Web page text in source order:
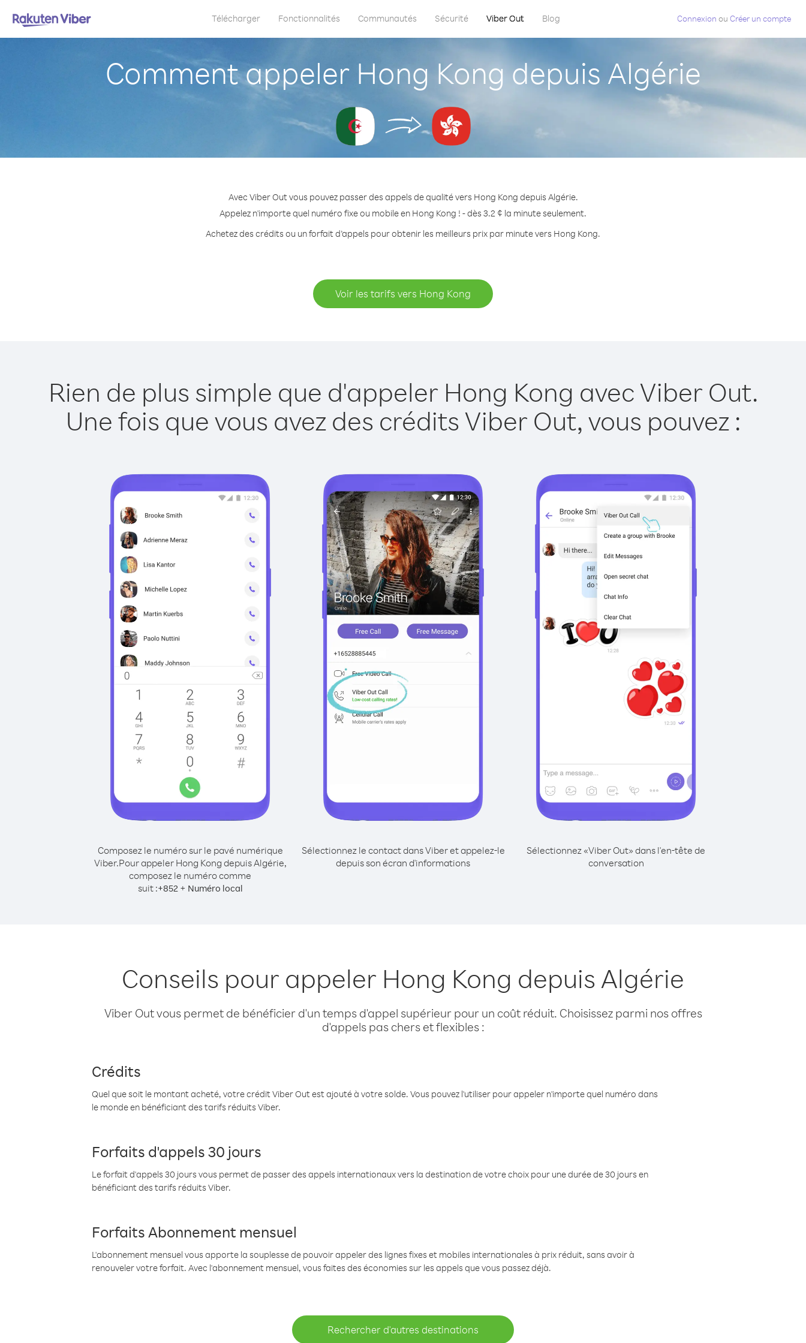
Télécharger Fonctionnalités Communautés Sécurité Viber Out Blog Connexion ou Créer un compte
Comment appeler Hong Kong depuis Algérie
Avec Viber Out vous pouvez passer des appels de qualité vers Hong Kong depuis Algérie.
Appelez n'importe quel numéro fixe ou mobile en Hong Kong ! - dès 3.2 ¢ la minute seulement.
Achetez des crédits ou un forfait d’appels pour obtenir les meilleurs prix par minute vers Hong Kong.
Voir les tarifs vers Hong Kong
Rien de plus simple que d'appeler Hong Kong avec Viber Out.
Une fois que vous avez des crédits Viber Out, vous pouvez :
Composez le numéro sur le pavé numérique
Viber.Pour appeler Hong Kong depuis Algérie,
composez le numéro comme
suit :+852+ Numéro local
Sélectionnez le contact dans Viber et appelez-le
depuis son écran d'informations
Sélectionnez «Viber Out» dans l'en-tête de
conversation
Conseils pour appeler Hong Kong depuis Algérie
Viber Out vous permet de bénéficier d'un temps d'appel supérieur pour un coût réduit. Choisissez parmi nos offres
d'appels pas chers et flexibles :
Crédits
Quel que soit le montant acheté, votre crédit Viber Out est ajouté à votre solde. Vous pouvez l'utiliser pour appeler n'importe quel numéro dans
le monde en bénéficiant des tarifs réduits Viber.
Forfaits d'appels 30 jours
Le forfait d'appels 30 jours vous permet de passer des appels internationaux vers la destination de votre choix pour une durée de 30 jours en
bénéficiant des tarifs réduits Viber.
Forfaits Abonnement mensuel
L'abonnement mensuel vous apporte la souplesse de pouvoir appeler des lignes fixes et mobiles internationales à prix réduit, sans avoir à
renouveler votre forfait. Avec l'abonnement mensuel, vous faites des économies sur les appels que vous passez déjà.
Rechercher d'autres destinations